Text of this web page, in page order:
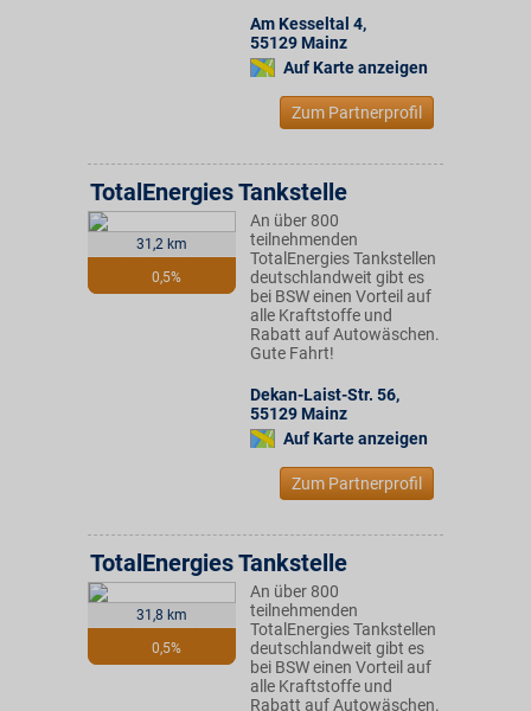
Am Kesseltal 4,
55129 Mainz
Auf Karte anzeigen
Zum Partnerprofil
31,2 km
0,5%
TotalEnergies Tankstelle
An über 800
teilnehmenden
TotalEnergies Tankstellen
deutschlandweit gibt es
bei BSW einen Vorteil auf
alle Kraftstoffe und
Rabatt auf Autowäschen.
Gute Fahrt!
Dekan-Laist-Str. 56,
55129 Mainz
Auf Karte anzeigen
Zum Partnerprofil
31,8 km
0,5%
TotalEnergies Tankstelle
An über 800
teilnehmenden
TotalEnergies Tankstellen
deutschlandweit gibt es
bei BSW einen Vorteil auf
alle Kraftstoffe und
Rabatt auf Autowäschen.